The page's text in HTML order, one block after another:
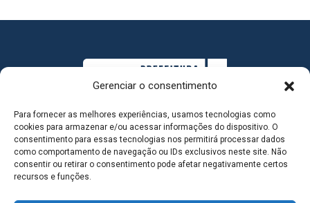
Gerenciar o consentimento
Para fornecer as melhores experiências, usamos tecnologias como
cookies para armazenar e/ou acessar informações do dispositivo. O
consentimento para essas tecnologias nos permitirá processar dados
como comportamento de navegação ou IDs exclusivos neste site. Não
consentir ou retirar o consentimento pode afetar negativamente certos
recursos e funções.
MAPA DO SITE